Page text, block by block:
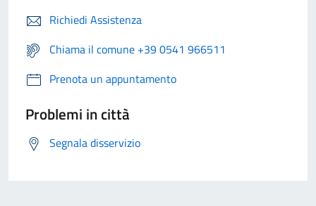
Richiedi Assistenza
Chiama il comune +39 0541 966511
Prenota un appuntamento
Problemi in città
Segnala disservizio